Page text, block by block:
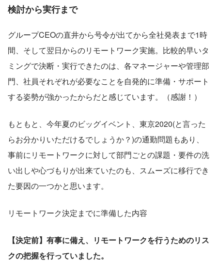
検討から実行まで
グループCEOの直井から号令が出てから全社発表まで1時
間、そして翌日からのリモートワーク実施。比較的早いタ
ミングで決断・実行できたのは、各マネージャーや管理部
門、社員それぞれが必要なことを自発的に準備・サポート
する姿勢が強かったからだと感じています。（感謝！）
もともと、今年夏のビッグイベント、東京2020(と言った
らお分かりいただけるでしょうか？)の通勤問題もあり、
事前にリモートワークに対して部門ごとの課題・要件の洗
い出しや心づもりが出来ていたのも、スムーズに移行でき
た要因の一つかと思います。
リモートワーク決定までに準備した内容
【決定前】有事に備え、リモートワークを行うためのリス
クの把握を行っていました。